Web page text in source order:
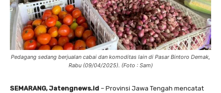
Pedagang sedang berjualan cabai dan komoditas lain di Pasar Bintoro Demak,
Rabu (09/04/2025). (Foto : Sam)
SEMARANG, Jatengnews.id – Provinsi Jawa Tengah mencatat